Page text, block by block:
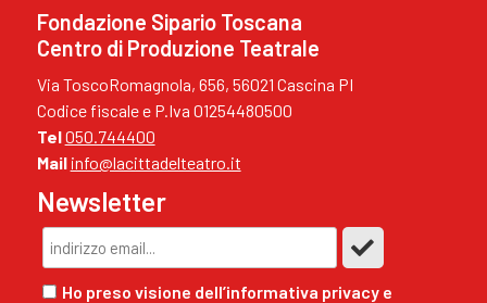
Fondazione Sipario Toscana
Centro di Produzione Teatrale
Via ToscoRomagnola, 656, 56021 Cascina PI
Codice fiscale e P.Iva 01254480500
Tel050.744400
Mail info@lacittadelteatro.it
Newsletter
Ho preso visione dell’informativa privacy e